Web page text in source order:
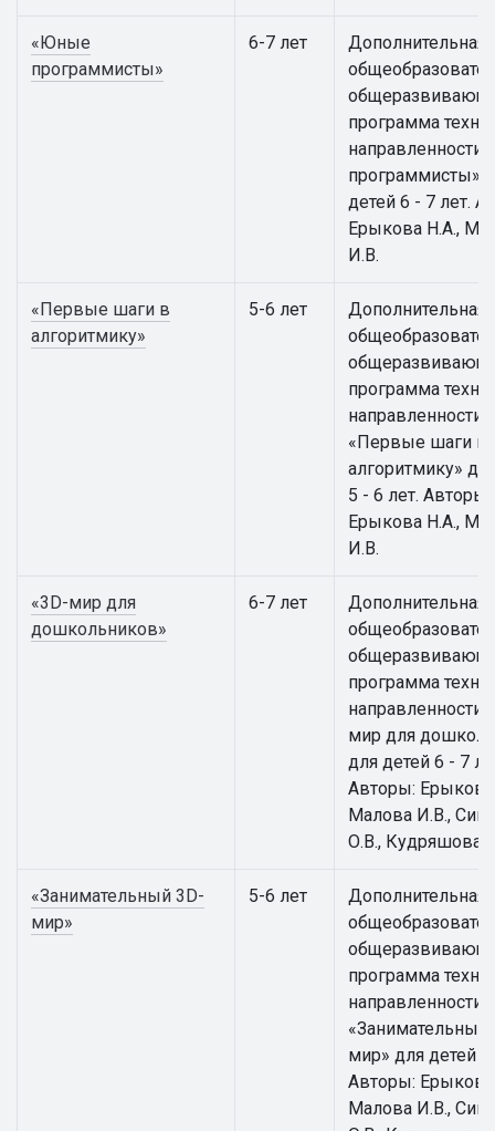
«Юные
программисты»
6-7 лет
Дополнительная
программа
программисты»
детей 6 - 7 лет.
Ерыкова Н.А.,
И.В.
«Первые шаги в
алгоритмику»
5-6 лет
Дополнительная
программа
направленности
«Первые шаги в
алгоритмику»
5 - 6 лет. Авторы:
Ерыкова Н.А.,
И.В.
«3D-мир для
дошкольников»
6-7 лет
Дополнительная
программа
направленности
мир для
для детей 6 - 7
Авторы: Ерыкова
Малова И.В.,
О.В., Кудряшова
«Занимательный 3D-
мир»
5-6 лет
Дополнительная
программа
направленности
«Занимательный
мир» для детей 5
Авторы: Ерыкова
Малова И.В.,